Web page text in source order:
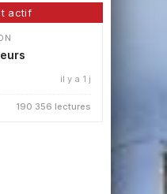
actif
il y a 1 j
190 356 lectures